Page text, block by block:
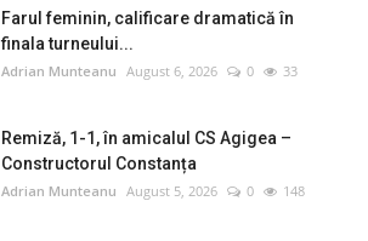
Farul feminin, calificare dramatică în
finala turneului...
Adrian Munteanu August 6, 2026 0 33
Remiză, 1-1, în amicalul CS Agigea –
Constructorul Constanța
Adrian Munteanu August 5, 2026 0 148